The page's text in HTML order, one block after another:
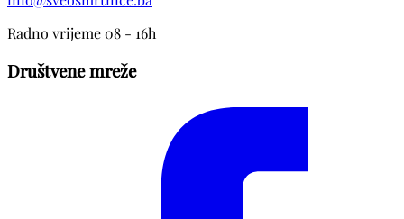
Radno vrijeme 08 - 16h
Društvene mreže